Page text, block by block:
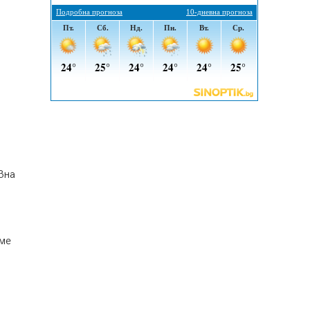
Радев: Работи се усилено за
спасяване на средствата по
Плана за справедлив преход за
Стара Загора, Кюстендил и
Перник
Вече няма чакащи с години за